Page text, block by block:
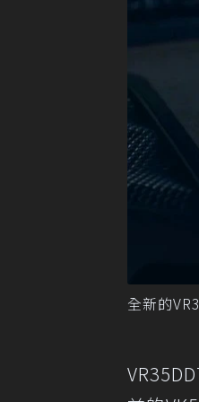
全新的